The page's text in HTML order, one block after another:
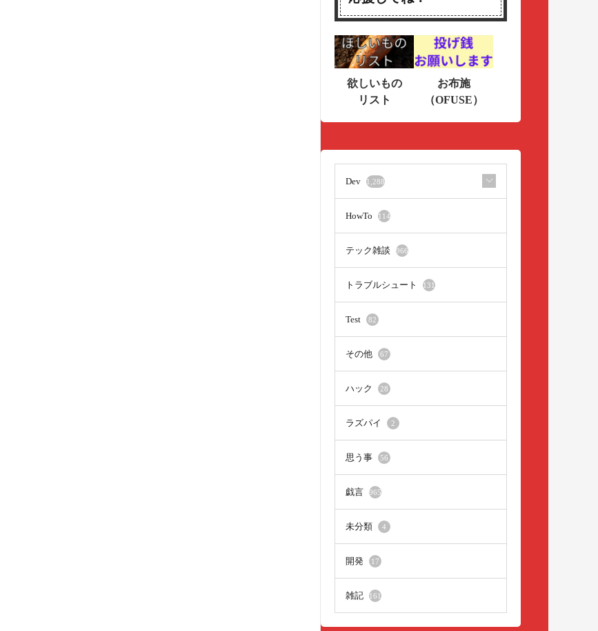
欲しいもの
リスト
お布施
（OFUSE）
Dev 1,288
HowTo 114
テック雑談 966
トラブルシュート 131
Test 82
その他 67
ハック 28
ラズパイ 2
思う事 56
戯言 965
未分類 4
開発 17
雑記 161